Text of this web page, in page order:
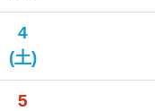
4
(土)
5